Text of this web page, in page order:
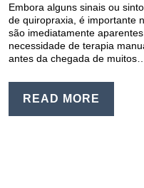
Embora alguns sinais ou
de quiropraxia, é importante
são imediatamente
necessidade de terapia
antes da chegada de muitos…
READ MORE